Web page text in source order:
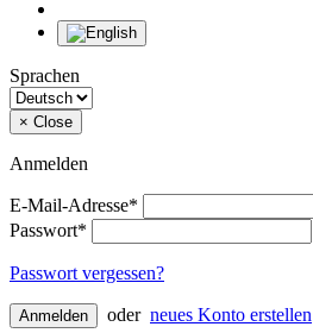
Sprachen
× Close
Anmelden
E-Mail-Adresse*
Passwort*
Passwort vergessen?
Anmelden oder neues Konto erstellen